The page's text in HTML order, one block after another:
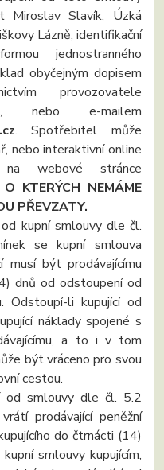
Miroslav Slavík, Úzká
Lázně, identifikační
jednostranného
obyčejným dopisem
provozovatele
nebo e-mailem
. Spotřebitel může
nebo interaktivní online
na webové stránce
O KTERÝCH NEMÁME
PŘEVZATY.
kupní smlouvy dle čl.
se kupní smlouva
musí být prodávajícímu
dnů od odstoupení od
Odstoupí-li kupující od
náklady spojené s
a to i v tom
být vráceno pro svou
cestou.
od smlouvy dle čl. 5.2
prodávající peněžní
do čtrnácti (14)
smlouvy kupujícím,